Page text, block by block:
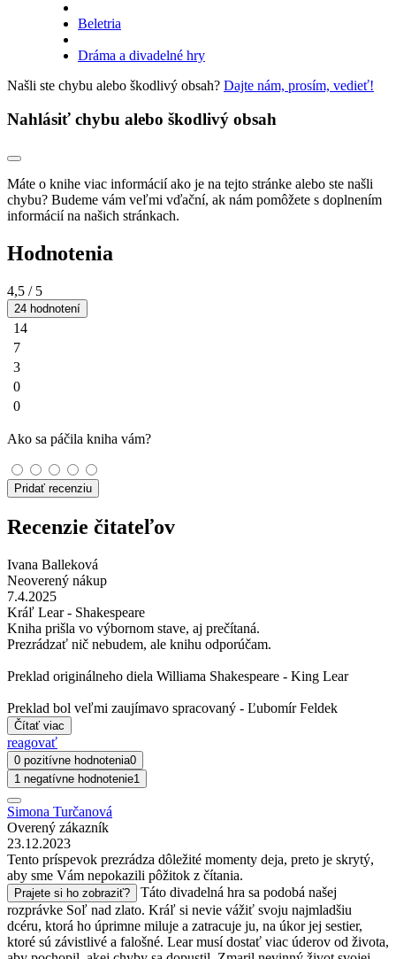
Beletria
Dráma a divadelné hry
Našli ste chybu alebo škodlivý obsah? Dajte nám, prosím, vedieť!
Nahlásiť chybu alebo škodlivý obsah
Máte o knihe viac informácií ako je na tejto stránke alebo ste našli
chybu? Budeme vám veľmi vďační, ak nám pomôžete s doplnením
informácií na našich stránkach.
Hodnotenia
4,5 / 5
24 hodnotení
14
7
3
0
0
Ako sa páčila kniha vám?
Pridať recenziu
Recenzie čitateľov
Ivana Balleková
Neoverený nákup
7.4.2025
Kráľ Lear - Shakespeare
Kniha prišla vo výbornom stave, aj prečítaná.
Prezrádzať nič nebudem, ale knihu odporúčam.
Preklad originálneho diela Williama Shakespeare - King Lear
Preklad bol veľmi zaujímavo spracovaný - Ľubomír Feldek
Čítať viac
reagovať
0 pozitívne hodnotenia0
1 negatívne hodnotenie1
Simona Turčanová
Overený zákazník
23.12.2023
Tento príspevok prezrádza dôležité momenty deja, preto je skrytý,
aby sme Vám nepokazili pôžitok z čítania.
Prajete si ho zobraziť?
Táto divadelná hra sa podobá našej
rozprávke Soľ nad zlato. Kráľ si nevie vážiť svoju najmladšiu
dcéru, ktorá ho úprimne miluje a zatracuje ju, na úkor jej sestier,
ktoré sú závistlivé a falošné. Lear musí dostať viac úderov od života,